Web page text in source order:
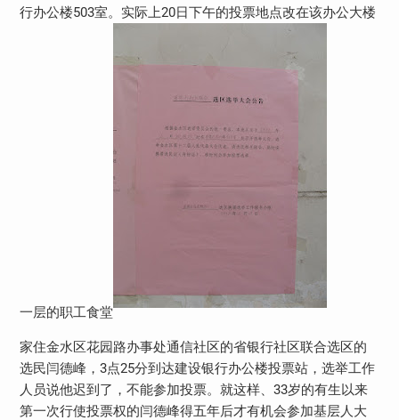
行办公楼503室。实际上20日下午的投票地点改在该办公大楼
一层的职工食堂
家住金水区花园路办事处通信社区的省银行社区联合选区的
选民闫德峰，3点25分到达建设银行办公楼投票站，选举工作
人员说他迟到了，不能参加投票。就这样、33岁的有生以来
第一次行使投票权的闫德峰得五年后才有机会参加基层人大